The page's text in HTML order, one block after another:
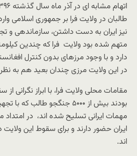
طالبان در ولایت فرا بر جمهوری اسلامی
نیز ایران به دست داشتن، سازماندهی و
متهم شده بود ولایت فرا که چندین
دارد و با وجود مرزهای بدون کنترل
در این ولایت مرزی چندان بعید هم به
مقامات محلی ولایت فرا، با ابراز نگرانی
بودند بیش از ۵۰۰۰ جنگجو طالب
مهمات ایرانی تسلیح شده اند، در
ایران حضور دارند و برای سقوط این
اند.